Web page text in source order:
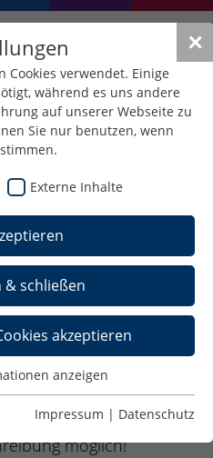
✕
Cookies verwendet. Einige
während es uns andere
auf unserer Webseite zu
Sie nur benutzen, wenn
Externe Inhalte
& schließen
akzeptieren
anzeigen
Impressum | Datenschutz
Krankenversicherung
elektronisch
Bewerber
der Immatrikulation
eine
Ihren
Sie Ihre
diese die Meldung
kann. Ohne diese
möglich!